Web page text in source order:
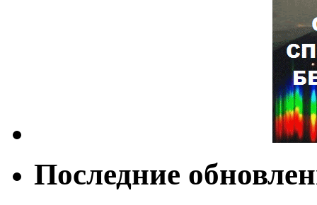
Последние